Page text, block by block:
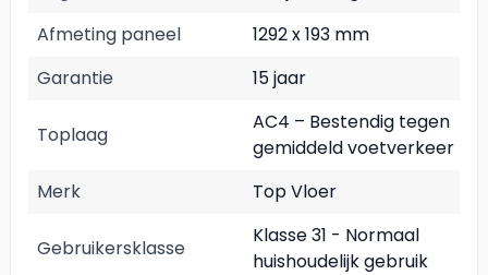
Afmeting paneel
1292 x 193 mm
Garantie
15 jaar
Toplaag
AC4 – Bestendig tegen
gemiddeld voetverkeer
Merk
Top Vloer
Gebruikersklasse
Klasse 31 - Normaal
huishoudelijk gebruik